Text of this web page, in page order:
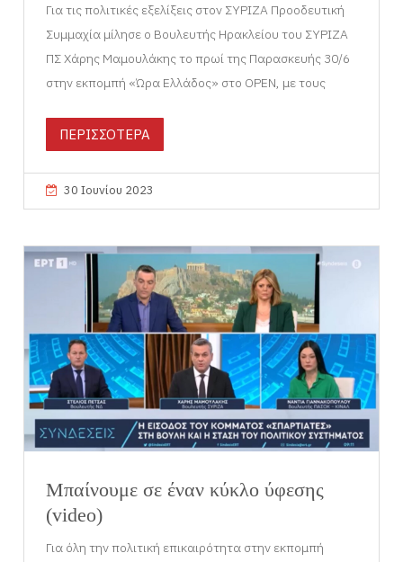
Για τις πολιτικές εξελίξεις στον ΣΥΡΙΖΑ Προοδευτική
Συμμαχία μίλησε ο Βουλευτής Ηρακλείου του ΣΥΡΙΖΑ
ΠΣ Χάρης Μαμουλάκης το πρωί της Παρασκευής 30/6
στην εκπομπή «Ώρα Ελλάδος» στο OPEN, με τους
ΠΕΡΙΣΣΟΤΕΡΑ
30 Ιουνίου 2023
Μπαίνουμε σε έναν κύκλο ύφεσης
(video)
Για όλη την πολιτική επικαιρότητα στην εκπομπή